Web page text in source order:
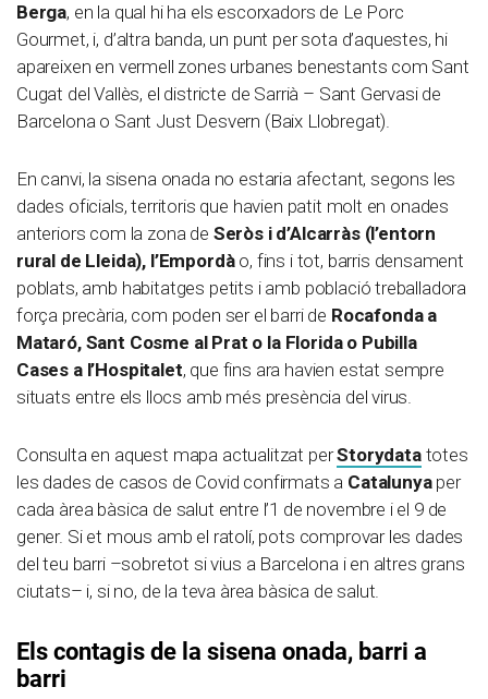
Berga, en la qual hi ha els escorxadors de Le Porc
Gourmet, i, d’altra banda, un punt per sota d’aquestes, hi
apareixen en vermell zones urbanes benestants com Sant
Cugat del Vallès, el districte de Sarrià – Sant Gervasi de
Barcelona o Sant Just Desvern (Baix Llobregat).
En canvi, la sisena onada no estaria afectant, segons les
dades oficials, territoris que havien patit molt en onades
anteriors com la zona de Seròs i d’Alcarràs (l’entorn
rural de Lleida), l’Empordào, fins i tot, barris densament
poblats, amb habitatges petits i amb població treballadora
força precària, com poden ser el barri de Rocafonda a
Mataró, Sant Cosme al Prat o la Florida o Pubilla
Cases a l’Hospitalet, que fins ara havien estat sempre
situats entre els llocs amb més presència del virus.
Consulta en aquest mapa actualitzat perStorydatatotes
les dades de casos de Covid confirmats a Catalunyaper
cada àrea bàsica de salut entre l’1 de novembre i el 9 de
gener. Si et mous amb el ratolí, pots comprovar les dades
del teu barri –sobretot si vius a Barcelona i en altres grans
ciutats– i, si no, de la teva àrea bàsica de salut.